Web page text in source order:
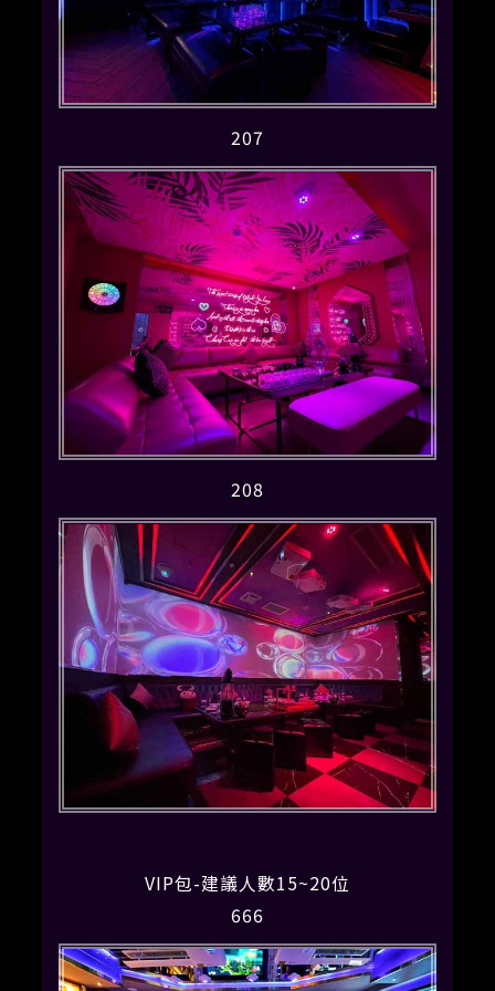
207
208
VIP包-建議人數15~20位
666